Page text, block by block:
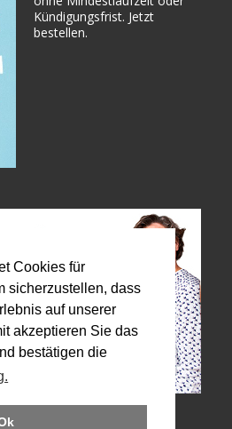
Cookies für
sicherzustellen, dass
auf unserer
akzeptieren Sie das
bestätigen die
Kündigungsfrist. Jetzt
bestellen.